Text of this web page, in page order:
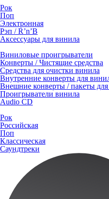
Рок
Поп
Электронная
Рэп / R’n’B
Аксессуары для винила
Виниловые проигрыватели
Конверты / Чистящие средства
Средства для очистки винила
Внутренние конверты для
Внешние конверты / пакеты
Проигрыватели винила
Audio CD
Рок
Российская
Поп
Классическая
Саундтреки